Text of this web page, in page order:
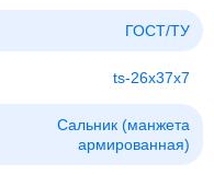
ГОСТ/ТУ
ts-26x37x7
Сальник (манжета
армированная)